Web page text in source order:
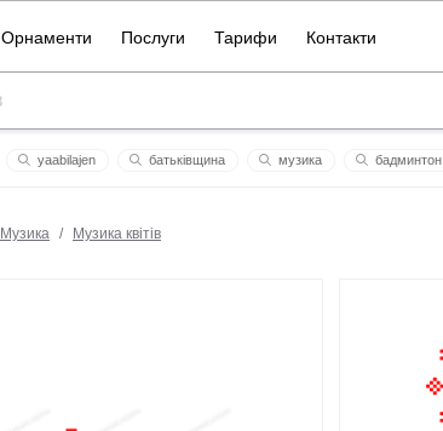
Орнаменти Послуги Тарифи Контакти
yaabilajеn батьківщина музика бадминтон
Музика / Музика квітів